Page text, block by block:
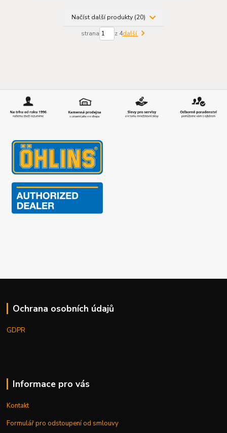
Načíst další produkty (20)
strana z 4další
Ochrana osobních údajů
GDPR
Informace pro vás
Kontakt
Formulář pro odstoupení od smlouvy